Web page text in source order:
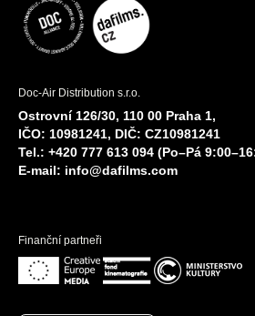
Doc-Air Distribution s.r.o.
Ostrovní 126/30, 110 00 Praha 1,
IČO: 10981241, DIČ: CZ10981241
Tel.: +420 777 613 094 (Po–Pá
E-mail: info@dafilms.com
Finanční partneři